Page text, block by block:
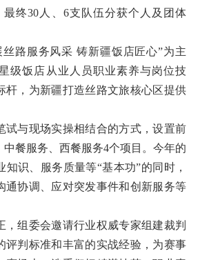
最终30人、6支队伍分获个人及团体
服务风采 铸新疆饭店匠心”为主
级饭店从业人员职业素养与岗位技
杆，为新疆打造丝路文旅核心区提供
与现场实操相结合的方式，设置前
中餐服务、西餐服务4个项目。今年的
知识、服务质量等“基本功”的同时，
通协调、应对突发事件和创新服务等
组委会邀请行业权威专家组建裁判
评判标准和丰富的实战经验，为赛事